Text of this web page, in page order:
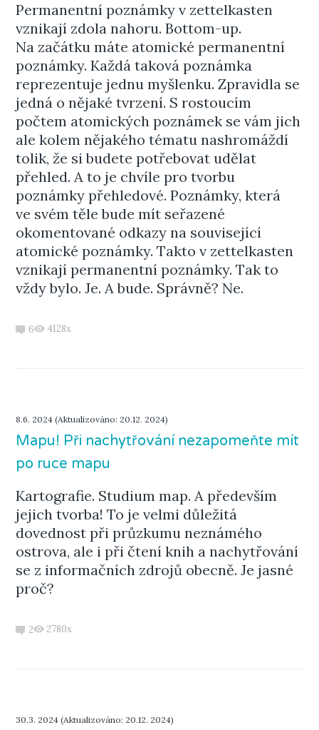
Permanentní poznámky v zettelkasten
vznikají zdola nahoru. Bottom-up.
Na začátku máte atomické permanentní
poznámky. Každá taková poznámka
reprezentuje jednu myšlenku. Zpravidla se
jedná o nějaké tvrzení. S rostoucím
počtem atomických poznámek se vám jich
ale kolem nějakého tématu nashromáždí
tolik, že si budete potřebovat udělat
přehled. A to je chvíle pro tvorbu
poznámky přehledové. Poznámky, která
ve svém těle bude mít seřazené
okomentované odkazy na související
atomické poznámky. Takto v zettelkasten
vznikají permanentní poznámky. Tak to
vždy bylo. Je. A bude. Správně? Ne.
6 4128x
8.6. 2024 (Aktualizováno: 20.12. 2024)
Mapu! Při nachytřování nezapomeňte mít
po ruce mapu
Kartografie. Studium map. A především
jejich tvorba! To je velmi důležitá
dovednost při průzkumu neznámého
ostrova, ale i při čtení knih a nachytřování
se z informačních zdrojů obecně. Je jasné
proč?
2 2780x
30.3. 2024 (Aktualizováno: 20.12. 2024)